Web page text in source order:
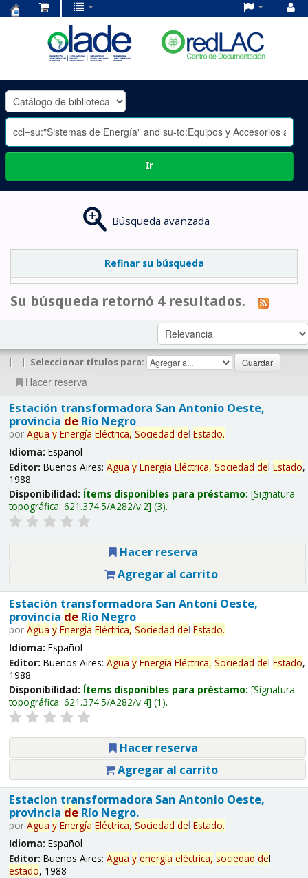
OLADE
-
Ir
Búsqueda avanzada
Refinar su búsqueda
Su búsqueda retornó 4 resultados.
| | Seleccionar títulos para:
Hacer reserva
Estación transformadora San Antonio Oeste,
provincia deRío Negro
por Agua y Energía Eléctrica, Sociedad del Estado.
Idioma: Español
Editor: Buenos Aires: Agua y Energía Eléctrica, Sociedad del Estado,
1988
Disponibilidad: Ítems disponibles para préstamo: Signatura
topográfica: 621.374.5/A282/v.2 (3).
Hacer reserva
Agregar al carrito
Estación transformadora San Antoni Oeste,
provincia deRío Negro
por Agua y Energía Eléctrica, Sociedad del Estado.
Idioma: Español
Editor: Buenos Aires: Agua y Energía Eléctrica, Sociedad del Estado,
1988
Disponibilidad: Ítems disponibles para préstamo: Signatura
topográfica: 621.374.5/A282/v.4 (1).
Hacer reserva
Agregar al carrito
Estacion transformadora San Antonio Oeste,
provincia deRío Negro.
por Agua y Energía Eléctrica, Sociedad del Estado.
Idioma: Español
Editor: Buenos Aires: Agua y energía eléctrica, sociedad del
estado, 1988